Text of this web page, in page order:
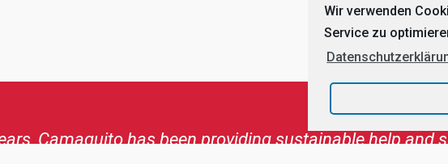
in 2001, I have been an ambassador for Camaquito.
Wir verwenden
Service zu